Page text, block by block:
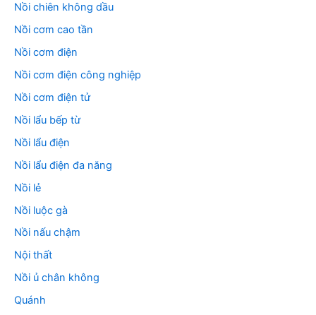
Nồi chiên không dầu
Nồi cơm cao tần
Nồi cơm điện
Nồi cơm điện công nghiệp
Nồi cơm điện tử
Nồi lẩu bếp từ
Nồi lẩu điện
Nồi lẩu điện đa năng
Nồi lẻ
Nồi luộc gà
Nồi nấu chậm
Nội thất
Nồi ủ chân không
Quánh